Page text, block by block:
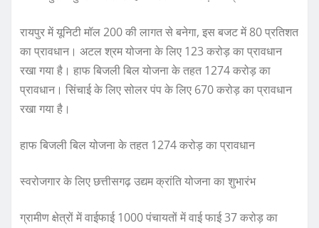
रायपुर में यूनिटी मॉल 200 की लागत से बनेगा, इस बजट में 80 प्रतिशत
का प्रावधान। अटल श्रम योजना के लिए 123 करोड़ का प्रावधान
रखा गया है। हाफ बिजली बिल योजना के तहत 1274 करोड़ का
प्रावधान। सिंचाई के लिए सोलर पंप के लिए 670 करोड़ का प्रावधान
रखा गया है।
हाफ बिजली बिल योजना के तहत 1274 करोड़ का प्रावधान
स्वरोजगार के लिए छत्तीसगढ़ उद्यम क्रांति योजना का शुभारंभ
ग्रामीण क्षेत्रों में वाईफाई 1000 पंचायतों में वाई फाई 37 करोड़ का